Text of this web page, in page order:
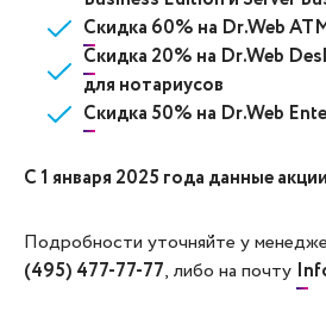
Скидка 60% на Dr.Web
Скидка 20% на Dr.Web
для нотариусов
Скидка 50% на Dr.Web
С 1 января 2025 года данные
Подробности уточняйте у
(495) 477-77-77, либо на почту